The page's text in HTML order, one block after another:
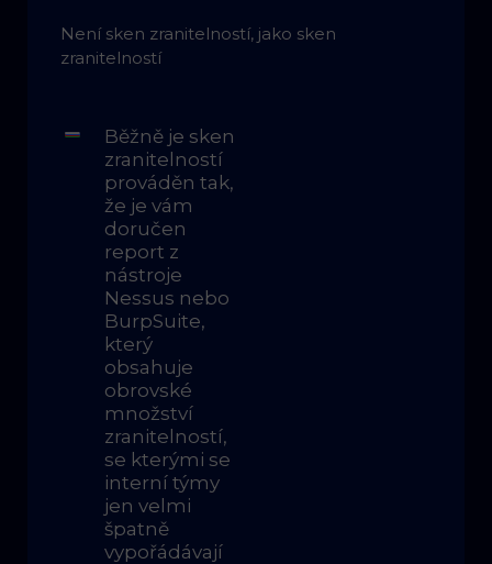
Není sken zranitelností, jako sken
zranitelností
Běžně je sken
zranitelností
prováděn tak,
že je vám
doručen
report z
nástroje
Nessus nebo
BurpSuite,
který
obsahuje
obrovské
množství
zranitelností,
se kterými se
interní týmy
jen velmi
špatně
vypořádávají